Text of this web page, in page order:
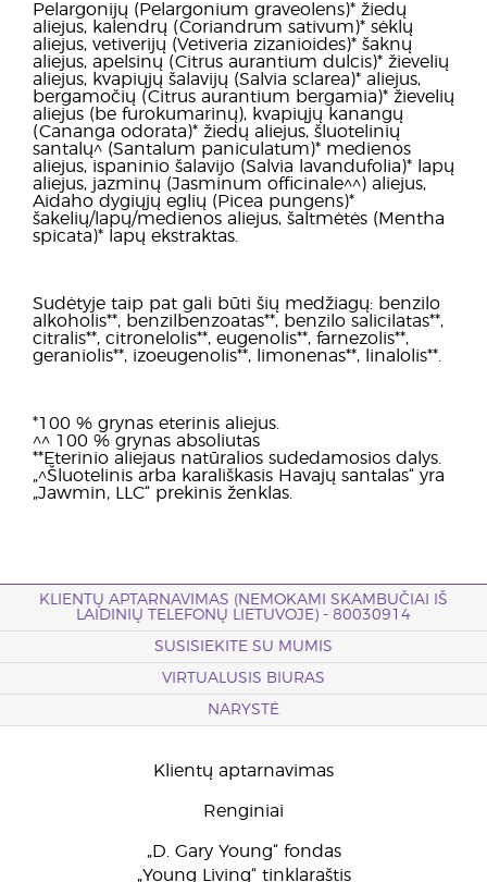
Pelargonijų (Pelargonium graveolens)* žiedų
aliejus, kalendrų (Coriandrum sativum)* sėklų
aliejus, vetiverijų (Vetiveria zizanioides)* šaknų
aliejus, apelsinų (Citrus aurantium dulcis)* žievelių
aliejus, kvapiųjų šalavijų (Salvia sclarea)* aliejus,
bergamočių (Citrus aurantium bergamia)* žievelių
aliejus (be furokumarinų), kvapiųjų kanangų
(Cananga odorata)* žiedų aliejus, šluotelinių
santalų^ (Santalum paniculatum)* medienos
aliejus, ispaninio šalavijo (Salvia lavandufolia)* lapų
aliejus, jazminų (Jasminum officinale^^) aliejus,
Aidaho dygiųjų eglių (Picea pungens)*
šakelių/lapų/medienos aliejus, šaltmėtės (Mentha
spicata)* lapų ekstraktas.
Sudėtyje taip pat gali būti šių medžiagų: benzilo
alkoholis**, benzilbenzoatas**, benzilo salicilatas**,
citralis**, citronelolis**, eugenolis**, farnezolis**,
geraniolis**, izoeugenolis**, limonenas**, linalolis**.
*100 % grynas eterinis aliejus.
^^ 100 % grynas absoliutas
**Eterinio aliejaus natūralios sudedamosios dalys.
„^Šluotelinis arba karališkasis Havajų santalas“ yra
„Jawmin, LLC“ prekinis ženklas.
KLIENTŲ APTARNAVIMAS (NEMOKAMI SKAMBUČIAI IŠ
LAIDINIŲ TELEFONŲ LIETUVOJE) - 80030914
SUSISIEKITE SU MUMIS
VIRTUALUSIS BIURAS
NARYSTĖ
Klientų aptarnavimas
Renginiai
„D. Gary Young“ fondas
„Young Living“ tinklaraštis